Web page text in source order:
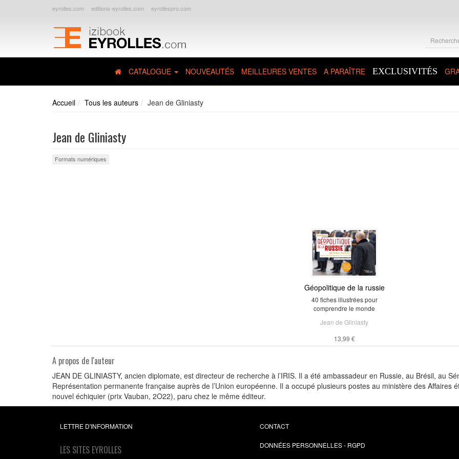
eyrolles.com editions-eyrolles.com eyrollespro.com
CATALOGUE NOUVEAUTÉS MEILLEURES VENTES A PARAÎTRE EXCLUSIVITÉS
Accueil Tous les auteurs Jean de Gliniasty
Jean de Gliniasty
Formats numériques
Géopolitique de la russie
40 fiches illustrées pour
comprendre le monde
Jean de Gliniasty
13,99 €
A propos de l'auteur
JEAN DE GLINIASTY, ancien diplomate, est directeur de recherche à l’IRIS. Il a été ambassadeur en Russie, au Brésil, au
Représentation permanente française auprès de l’Union européenne. Il a occupé plusieurs postes au ministère des Affaires
nouvel échiquier (prix Vauban, 2O22), paru chez le même éditeur.
LETTRE D'INFORMATION
LES SITES EYROLLES
CONTACT
DONNÉES PERSONNELLES - RGPD